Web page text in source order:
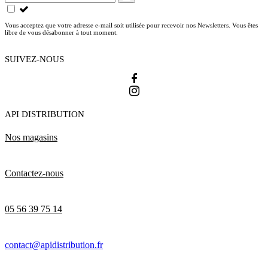
Vous acceptez que votre adresse e-mail soit utilisée pour recevoir nos Newsletters. Vous êtes
libre de vous désabonner à tout moment.
SUIVEZ-NOUS
API DISTRIBUTION
Nos magasins
Contactez-nous
05 56 39 75 14
contact@apidistribution.fr